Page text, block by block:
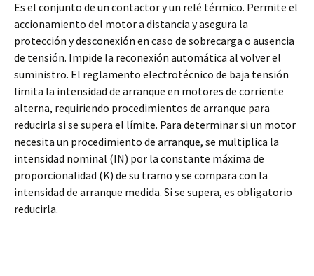
Es el conjunto de un contactor y un relé térmico. Permite el
accionamiento del motor a distancia y asegura la
protección y desconexión en caso de sobrecarga o ausencia
de tensión. Impide la reconexión automática al volver el
suministro. El reglamento electrotécnico de baja tensión
limita la intensidad de arranque en motores de corriente
alterna, requiriendo procedimientos de arranque para
reducirla si se supera el límite. Para determinar si un motor
necesita un procedimiento de arranque, se multiplica la
intensidad nominal (IN) por la constante máxima de
proporcionalidad (K) de su tramo y se compara con la
intensidad de arranque medida. Si se supera, es obligatorio
reducirla.